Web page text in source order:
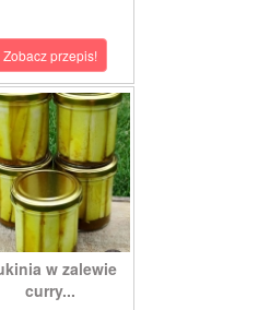
Zobacz przepis!
w zalewie
curry...